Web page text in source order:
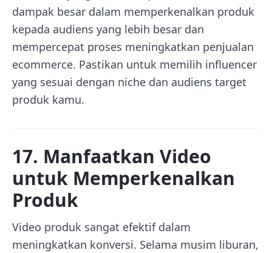
dampak besar dalam memperkenalkan produk
kepada audiens yang lebih besar dan
mempercepat proses meningkatkan penjualan
ecommerce. Pastikan untuk memilih influencer
yang sesuai dengan niche dan audiens target
produk kamu.
17. Manfaatkan Video
untuk Memperkenalkan
Produk
Video produk sangat efektif dalam
meningkatkan konversi. Selama musim liburan,